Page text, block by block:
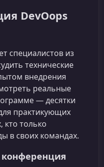
DevOops
специалистов из
технические
внедрения
реальные
— десятки
практикующих
кто только
в своих командах.
конференция